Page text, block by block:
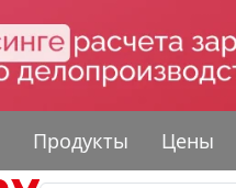
Продукты Цены